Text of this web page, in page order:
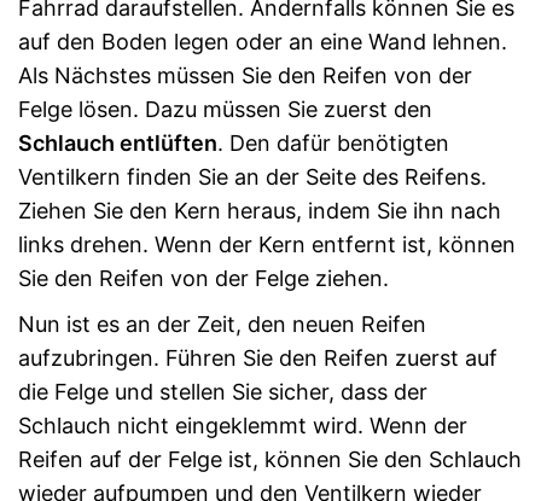
Fahrrad daraufstellen. Andernfalls können Sie es
auf den Boden legen oder an eine Wand lehnen.
Als Nächstes müssen Sie den Reifen von der
Felge lösen. Dazu müssen Sie zuerst den
Schlauch entlüften. Den dafür benötigten
Ventilkern finden Sie an der Seite des Reifens.
Ziehen Sie den Kern heraus, indem Sie ihn nach
links drehen. Wenn der Kern entfernt ist, können
Sie den Reifen von der Felge ziehen.
Nun ist es an der Zeit, den neuen Reifen
aufzubringen. Führen Sie den Reifen zuerst auf
die Felge und stellen Sie sicher, dass der
Schlauch nicht eingeklemmt wird. Wenn der
Reifen auf der Felge ist, können Sie den Schlauch
wieder aufpumpen und den Ventilkern wieder